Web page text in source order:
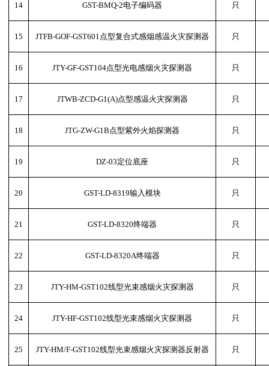
14 GST-BMQ-2电子编码器 只
15 JTFB-GOF-GST601点型复合式感烟感温火灾探测器 只
16 JTY-GF-GST104点型光电感烟火灾探测器 只
17 JTWB-ZCD-G1(A)点型感温火灾探测器 只
18 JTG-ZW-G1B点型紫外火焰探测器 只
19 DZ-03定位底座 只
20 GST-LD-8319输入模块 只
21 GST-LD-8320终端器 只
22 GST-LD-8320A终端器 只
23 JTY-HM-GST102线型光束感烟火灾探测器 只
24 JTY-HF-GST102线型光束感烟火灾探测器 只
25 JTY-HM/F-GST102线型光束感烟火灾探测器反射器 只